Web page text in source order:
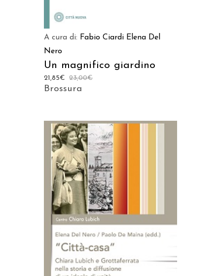
A cura di: Fabio Ciardi Elena Del
Nero
Un magnifico giardino
23,00€
21,85€
Brossura
AGGIUNGI AL CARRELLO